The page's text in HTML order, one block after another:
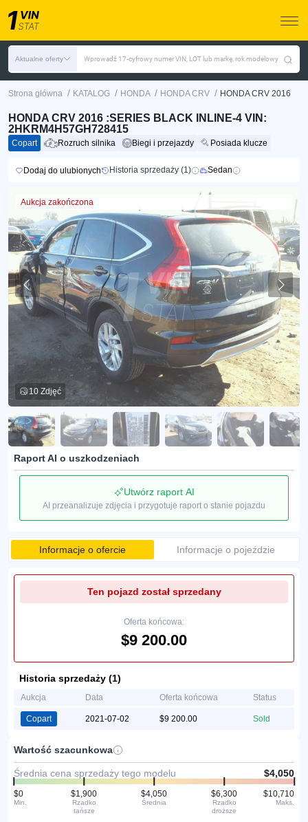
Aktualne oferty Wprowadź 17-cyfrowy numer VIN, LOT lub markę, rok modelowy
Strona główna / KATALOG / HONDA / HONDA CRV / HONDA CRV 2016
HONDA CRV 2016 :SERIES BLACK INLINE-4 VIN:
2HKRM4H57GH728415
Copart Rozruch silnika Biegi i przejazdy Posiada klucze
Dodaj do ulubionych Historia sprzedaży (1) Sedan
Aukcja zakończona
10 Zdjęć
Raport AI o uszkodzeniach
Utwórz raport AI
AI przeanalizuje zdjęcia i przygotuje raport o stanie pojazdu
Informacje o ofercie Informacje o pojeździe
Ten pojazd został sprzedany
Oferta końcowa:
$9 200.00
Historia sprzedaży (1)
Aukcja Data Oferta końcowa Status
Copart 2021-07-02 $9 200.00 Sold
Wartość szacunkowa
Średnia cena sprzedaży tego modelu $4,050
$0
Min.
$1,900
Rzadko
tańsze
$4,050
Średnia
$6,300
Rzadko
droższe
$10,710
Maks.